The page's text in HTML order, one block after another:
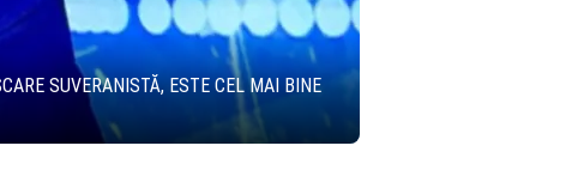
SUVERANISTĂ, ESTE CEL MAI BINE